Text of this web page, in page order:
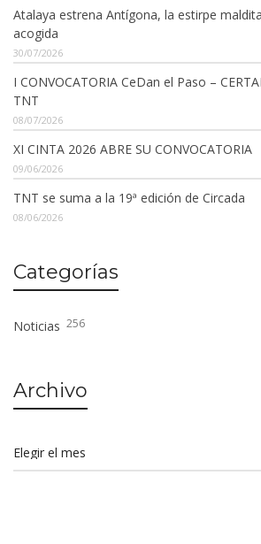
Atalaya estrena Antígona, la estirpe
acogida
30/07/2026
I CONVOCATORIA CeDan el Paso –
TNT
08/07/2026
XI CINTA 2026 ABRE SU CONVOCATORIA
09/06/2026
TNT se suma a la 19ª edición de Circada
08/06/2026
Categorías
Noticias 256
Archivo